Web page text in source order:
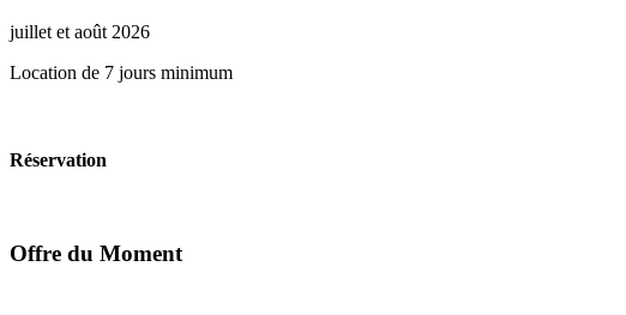
juillet et août 2026
Location de 7 jours minimum
Réservation
Offre du Moment